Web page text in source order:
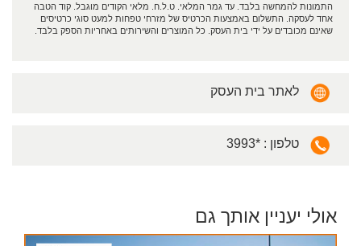
התמונות להמחשה בלבד. עד גמר המלאי. ט.ל.ח. מלאי הקודים מוגבל. קוד הטבה
אחד לעסקה. התשלום באמצעות הכרטיס של מזרחי טפחות למעט סוגי כרטיסים
שאינם מכובדים על ידי בית העסק. כל המוצרים והשירותים באחריות הספק בלבד.
לאתר בית העסק
3993* : טלפון
אולי יעניין אותך גם